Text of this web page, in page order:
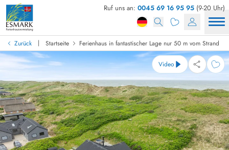
Ruf uns an: 0045 69 16 95 95 (9-20 Uhr)
Zurück | Startseite Ferienhaus in fantastischer Lage nur 50 m vom Strand
Video